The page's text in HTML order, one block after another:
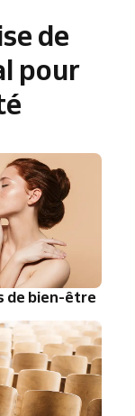
de
pour
de bien-être